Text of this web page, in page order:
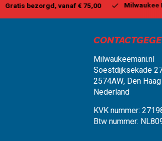
Milwaukee Heavy Duty Center
Milwaukeemani.nl
Soestdijksekade
2574AW, Den Haag
Nederland
KVK nummer:
Btw nummer: